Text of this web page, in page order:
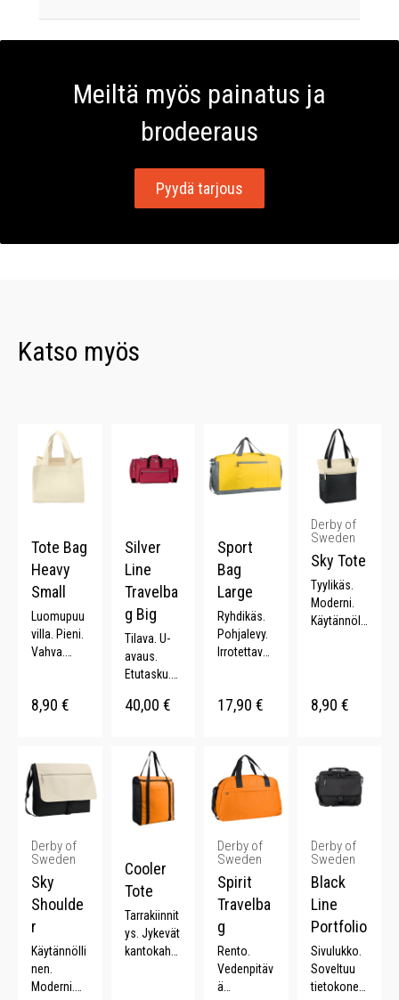
Meiltä myös painatus ja
brodeeraus
Pyydä tarjous
Katso myös
Tote Bag
Heavy
Small
Luomupuu
villa. Pieni.
Vahva.
x 15 x 20
8,90 €
Silver
Line
Travelba
g Big
Tilava. U-
avaus.
Etutasku.
Säädettävä
40,00 €
Sport
Bag
Large
Ryhdikäs.
Pohjalevy.
Irrotettavat
u. 33 L.
17,90 €
Derby of
Sweden
Sky Tote
Tyylikäs.
Moderni.
Käytännölli
8,90 €
Derby of
Sweden
Sky
Shoulde
r
Käytännölli
nen.
Moderni.
Cooler
Tote
Tarrakiinnit
ys. Jykevät
kantokahv
Derby of
Sweden
Spirit
Travelba
g
Rento.
Vedenpitäv
ä
Derby of
Sweden
Black
Line
Portfolio
Sivulukko.
Soveltuu
tietokoneel